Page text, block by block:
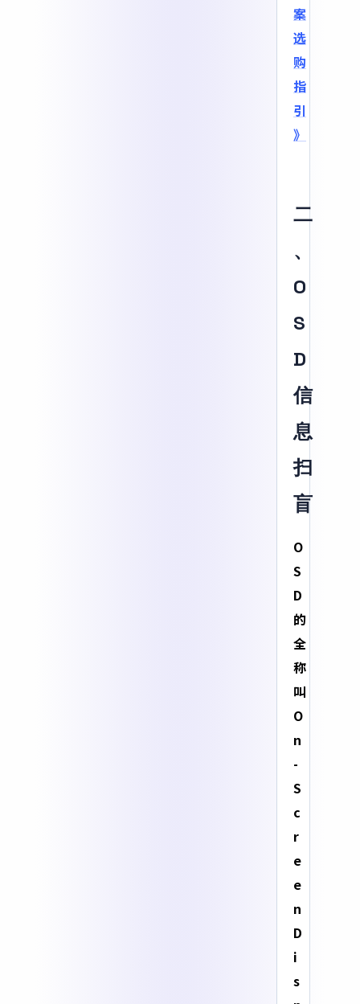
案
选
购
指
引
》
二
、
O
S
D
信
息
扫
盲
O
S
D
的
全
称
叫
O
n
-
S
c
r
e
e
n
D
i
s